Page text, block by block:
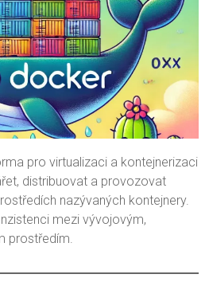
pro virtualizaci a kontejnerizaci
distribuovat a provozovat
nazývaných kontejnery.
mezi vývojovým,
prostředím.